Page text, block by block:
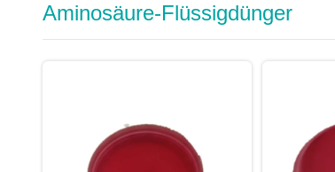
Aminosäure-Flüssigdünger